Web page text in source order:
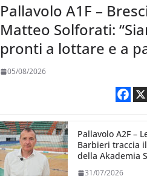
Pallavolo A1F –
Matteo Solforati:
pronti a lottare e a
carichi sin dal primo
05/08/2026
Pallavolo A2F –
Barbieri traccia
della Akademia
31/07/2026